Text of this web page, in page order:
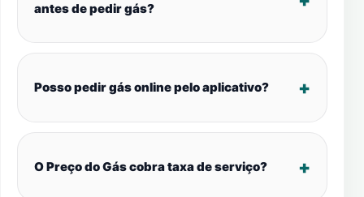
antes de pedir gás?
Posso pedir gás online pelo aplicativo?
O Preço do Gás cobra taxa de serviço?